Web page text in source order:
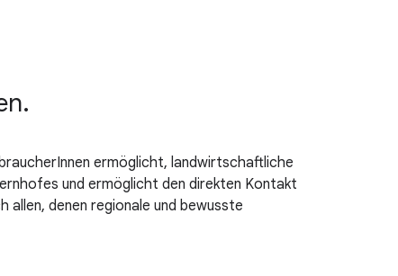
ermöglicht, landwirtschaftliche
und ermöglicht den direkten Kontakt
allen, denen regionale und bewusste